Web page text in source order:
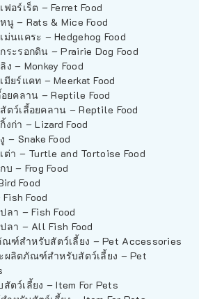
ฟอร์เร็ต – Ferret Food
นู – Rats & Mice Food
ม่นแคระ – Hedgehog Food
ระรอกดิน – Prairie Dog Food
ง – Monkey Food
มียร์แคท – Meerkat Food
ยคลาน – Reptile Food
ตว์เลี้อยคลาน – Reptile Food
งก่า – Lizard Food
– Snake Food
ต่า – Turtle and Tortoise Food
บ – Frog Food
Food
Food
ลา – Fish Food
ลา – All Fish Food
ฑ์สำหรับสัตว์เลี้ยง – Pet Accessories
ผลิตภัณฑ์สำหรับสัตว์เลี้ยง – Pet
ตว์เลี้ยง – Item For Pets